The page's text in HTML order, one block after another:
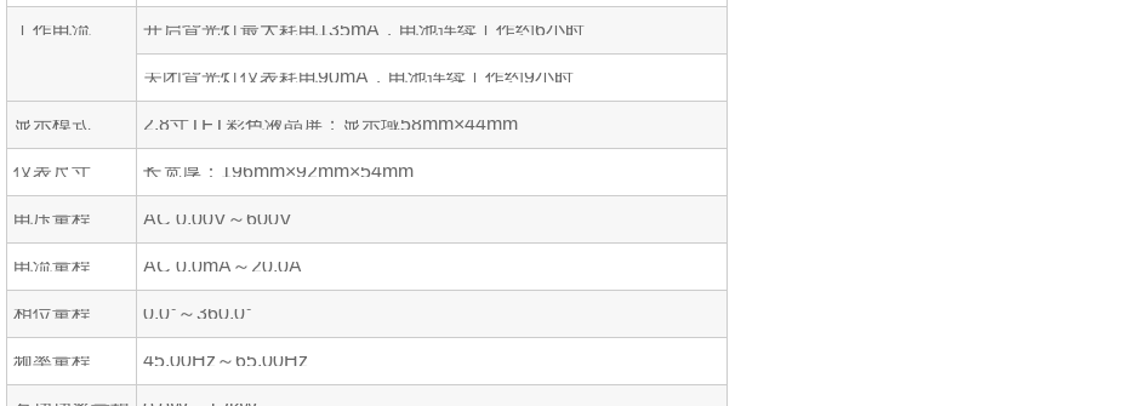
工作电流 开启背光灯最大耗电135mA，电池连续工作约6小时
关闭背光灯仪表耗电90mA，电池连续工作约9小时
显示模式 2.8寸TFT彩色液晶屏；显示域58mm×44mm
仪表尺寸 长宽厚：196mm×92mm×54mm
电压量程 AC 0.00V～600V
电流量程 AC 0.0mA～20.0A
相位量程 0.0°～360.0°
频率量程 45.00Hz～65.00Hz